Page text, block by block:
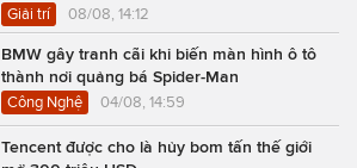
năm 2027
Giải trí 08/08, 14:12
BMW gây tranh cãi khi biến màn hình ô tô
thành nơi quảng bá Spider-Man
Công Nghệ 04/08, 14:59
Tencent được cho là hủy bom tấn thế giới